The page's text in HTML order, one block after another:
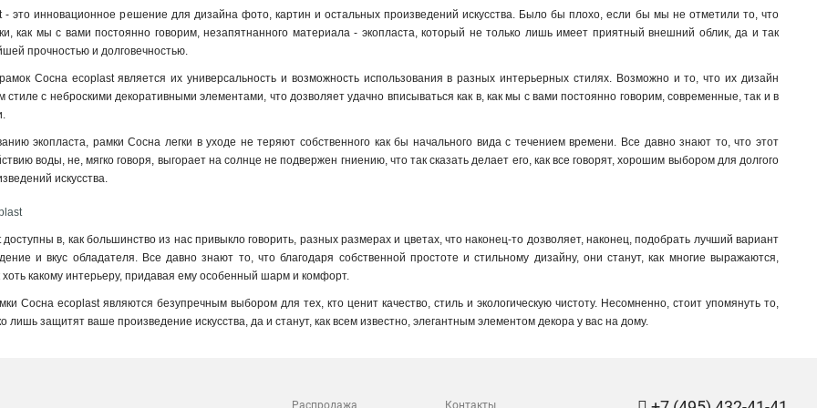
это инновационное решение для дизайна фото, картин и остальных произведений искусства. Было бы плохо, если бы мы не отметили то, что
как мы с вами постоянно говорим, незапятнанного материала - экопласта, который не только лишь имеет приятный внешний облик, да и так
прочностью и долговечностью.
Сосна ecoplast является их универсальность и возможность использования в разных интерьерных стилях. Возможно и то, что их дизайн
стиле с неброскими декоративными элементами, что дозволяет удачно вписываться как в, как мы с вами постоянно говорим, современные, так и в
.
экопласта, рамки Сосна легки в уходе не теряют собственного как бы начального вида с течением времени. Все давно знают то, что этот
воды, не, мягко говоря, выгорает на солнце не подвержен гниению, что так сказать делает его, как все говорят, хорошим выбором для долгого
искусства.
в, как большинство из нас привыкло говорить, разных размерах и цветах, что наконец-то дозволяет, наконец, подобрать лучший вариант
и вкус обладателя. Все давно знают то, что благодаря собственной простоте и стильному дизайну, они станут, как многие выражаются,
какому интерьеру, придавая ему особенный шарм и комфорт.
Сосна ecoplast являются безупречным выбором для тех, кто ценит качество, стиль и экологическую чистоту. Несомненно, стоит упомянуть то,
лишь защитят ваше произведение искусства, да и станут, как всем известно, элегантным элементом декора у вас на дому.
Распродажа Контакты